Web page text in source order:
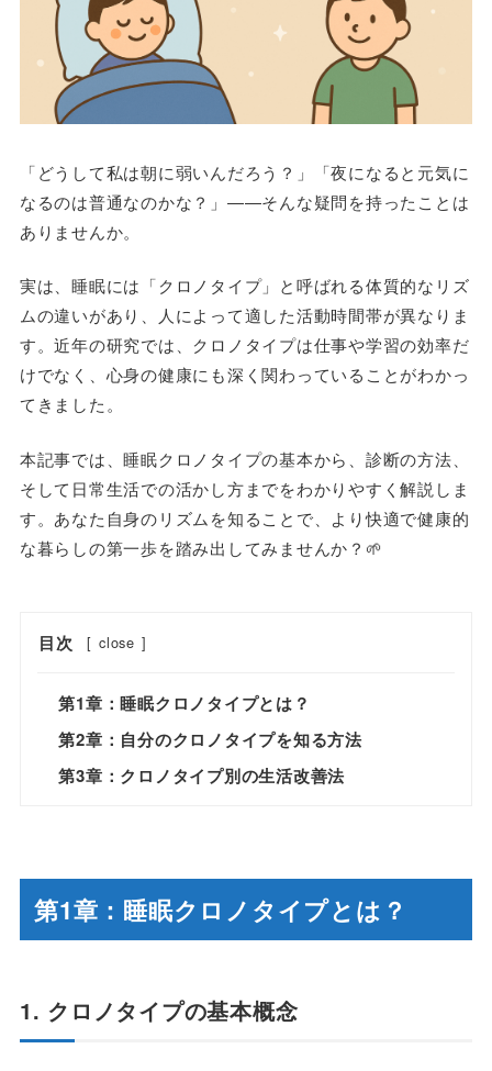
「どうして私は朝に弱いんだろう？」「夜になると元気に
なるのは普通なのかな？」――そんな疑問を持ったことは
ありませんか。
実は、睡眠には「クロノタイプ」と呼ばれる体質的なリズ
ムの違いがあり、人によって適した活動時間帯が異なりま
す。近年の研究では、クロノタイプは仕事や学習の効率だ
けでなく、心身の健康にも深く関わっていることがわかっ
てきました。
本記事では、睡眠クロノタイプの基本から、診断の方法、
そして日常生活での活かし方までをわかりやすく解説しま
す。あなた自身のリズムを知ることで、より快適で健康的
な暮らしの第一歩を踏み出してみませんか？🌱
目次 [ close ]
第1章：睡眠クロノタイプとは？
第2章：自分のクロノタイプを知る方法
第3章：クロノタイプ別の生活改善法
第1章：睡眠クロノタイプとは？
1. クロノタイプの基本概念